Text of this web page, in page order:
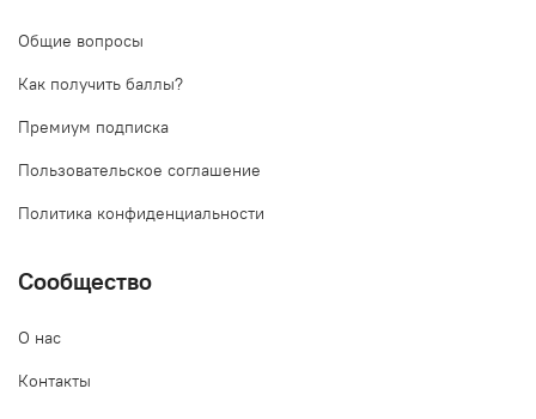
Общие вопросы
Как получить баллы?
Премиум подписка
Пользовательское соглашение
Политика конфиденциальности
Сообщество
О нас
Контакты